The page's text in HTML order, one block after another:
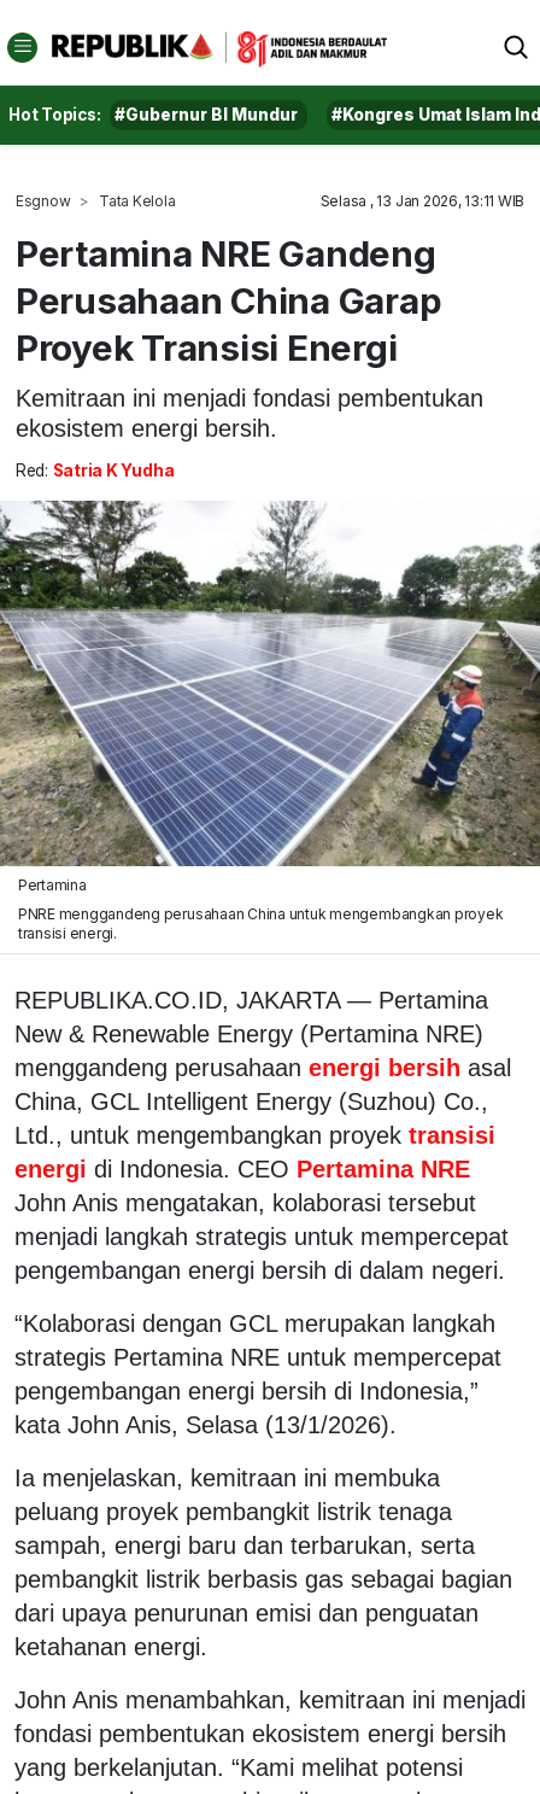
Hot Topics: #Gubernur BI Mundur #Kongres Umat Islam
Esgnow Tata Kelola Selasa , 13 Jan 2026, 13:11 WIB
Pertamina NRE Gandeng
Perusahaan China Garap
Proyek Transisi Energi
Kemitraan ini menjadi fondasi pembentukan
ekosistem energi bersih.
Red: Satria K Yudha
Pertamina
PNRE menggandeng perusahaan China untuk mengembangkan proyek
transisi energi.
REPUBLIKA.CO.ID, JAKARTA — Pertamina
New & Renewable Energy (Pertamina NRE)
menggandeng perusahaan energi bersih asal
China, GCL Intelligent Energy (Suzhou) Co.,
Ltd., untuk mengembangkan proyek transisi
energi di Indonesia. CEO Pertamina NRE
John Anis mengatakan, kolaborasi tersebut
menjadi langkah strategis untuk mempercepat
pengembangan energi bersih di dalam negeri.
“Kolaborasi dengan GCL merupakan langkah
strategis Pertamina NRE untuk mempercepat
pengembangan energi bersih di Indonesia,”
kata John Anis, Selasa (13/1/2026).
Ia menjelaskan, kemitraan ini membuka
peluang proyek pembangkit listrik tenaga
sampah, energi baru dan terbarukan, serta
pembangkit listrik berbasis gas sebagai bagian
dari upaya penurunan emisi dan penguatan
ketahanan energi.
John Anis menambahkan, kemitraan ini menjadi
fondasi pembentukan ekosistem energi bersih
yang berkelanjutan. “Kami melihat potensi